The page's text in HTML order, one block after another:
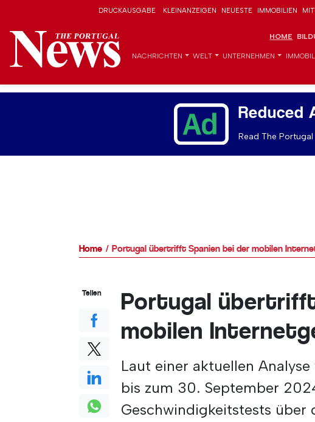
DRUCKAUSGABE KLEINANZEIGEN NEUESTE IMMOBILIEN
HOME
NACHRICHTEN WELT UNTERNEHMEN
Reduced
Read The
Home Portugal übertrifft Spanien bei der mobilen
Portugal
mobilen
Laut einer aktuellen Analyse
bis zum 30. September
Geschwindigkeitstests über
Teilen